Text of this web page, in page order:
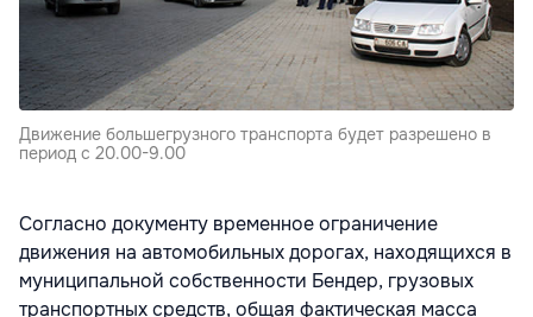
Движение большегрузного транспорта будет разрешено в
период с 20.00-9.00
Согласно документу временное ограничение
движения на автомобильных дорогах, находящихся в
муниципальной собственности Бендер, грузовых
транспортных средств, общая фактическая масса